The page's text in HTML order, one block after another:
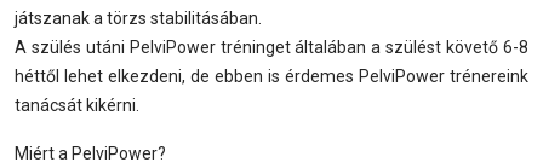
játszanak a törzs stabilitásában.
A szülés utáni PelviPower tréninget általában a szülést követő 6-8
héttől lehet elkezdeni, de ebben is érdemes PelviPower trénereink
tanácsát kikérni.
Miért a PelviPower?